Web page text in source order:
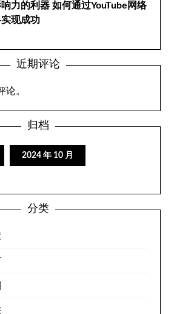
力的利器 如何通过YouTube网络
现成功
近期评论
论。
归档
2024 年 10 月
分类